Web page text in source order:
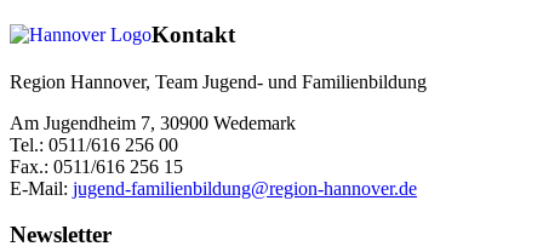
Kontakt
Region Hannover, Team Jugend- und Familienbildung
Am Jugendheim 7, 30900 Wedemark
Tel.: 0511/616 256 00
Fax.: 0511/616 256 15
E-Mail: jugend-familienbildung@region-hannover.de
Newsletter